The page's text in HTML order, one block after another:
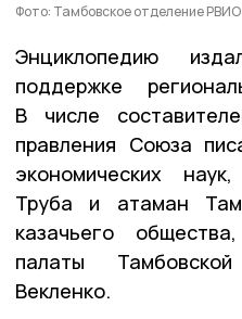
Фото: Тамбовское отделение РВИО
Энциклопедию
поддержке
В числе
правления Союза
экономических
Труба и атаман
казачьего
палаты
Векленко.